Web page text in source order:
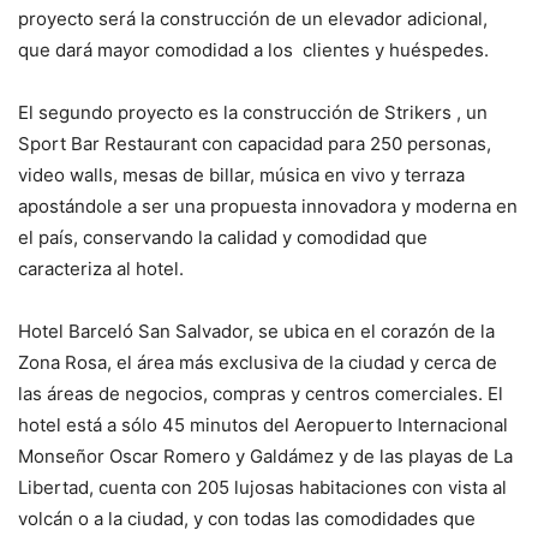
proyecto será la construcción de un elevador adicional,
que dará mayor comodidad a los clientes y huéspedes.
El segundo proyecto es la construcción de Strikers , un
Sport Bar Restaurant con capacidad para 250 personas,
video walls, mesas de billar, música en vivo y terraza
apostándole a ser una propuesta innovadora y moderna en
el país, conservando la calidad y comodidad que
caracteriza al hotel.
Hotel Barceló San Salvador, se ubica en el corazón de la
Zona Rosa, el área más exclusiva de la ciudad y cerca de
las áreas de negocios, compras y centros comerciales. El
hotel está a sólo 45 minutos del Aeropuerto Internacional
Monseñor Oscar Romero y Galdámez y de las playas de La
Libertad, cuenta con 205 lujosas habitaciones con vista al
volcán o a la ciudad, y con todas las comodidades que